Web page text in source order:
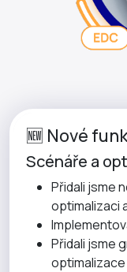
🆕 Nové
Scénáře a
Přidali jsme
optimalizaci
Přidali jsme
optimalizace